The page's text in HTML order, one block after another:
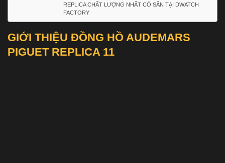
REPLICA CHẤT LƯỢNG NHẤT CÓ SẴN TẠI DWATCH
FACTORY
GIỚI THIỆU ĐỒNG HỒ AUDEMARS
PIGUET REPLICA 11